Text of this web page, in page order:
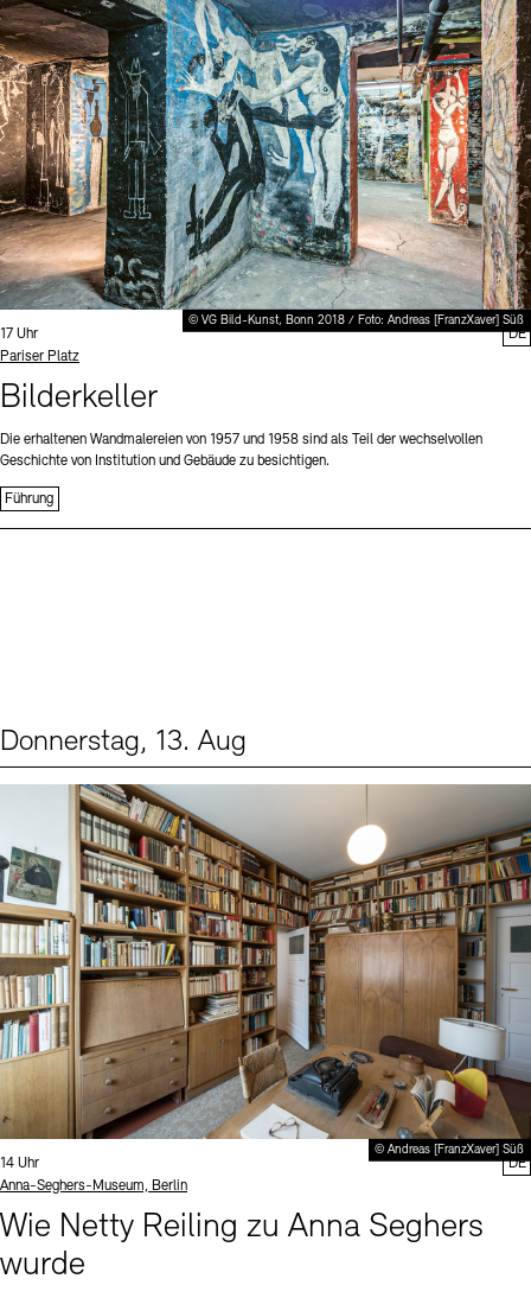
Stellenangebote Newsletter Presse
Nachhaltigkeit Kontakt
Digitale Sammlungen Exil-Archive
© VG Bild-Kunst, Bonn 2018 / Foto: Andreas [FranzXaver] Süß
Uhrzeit:
17 Uhr
Standort
Pariser Platz
Bilderkeller
Die erhaltenen Wandmalereien von 1957 und 1958 sind als Teil der wechselvollen
Geschichte von Institution und Gebäude zu besichtigen.
Führung
DE
Donnerstag, 13. Aug
© Andreas [FranzXaver] Süß
Uhrzeit:
14 Uhr
Standort
Anna-Seghers-Museum, Berlin
Wie Netty Reiling zu Anna Seghers
wurde
DE